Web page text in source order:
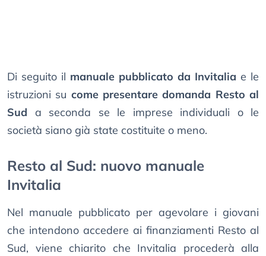
Di seguito il manuale pubblicato da Invitalia e le
istruzioni su come presentare domanda Resto al
Sud a seconda se le imprese individuali o le
società siano già state costituite o meno.
Resto al Sud: nuovo manuale
Invitalia
Nel manuale pubblicato per agevolare i giovani
che intendono accedere ai finanziamenti Resto al
Sud, viene chiarito che Invitalia procederà alla